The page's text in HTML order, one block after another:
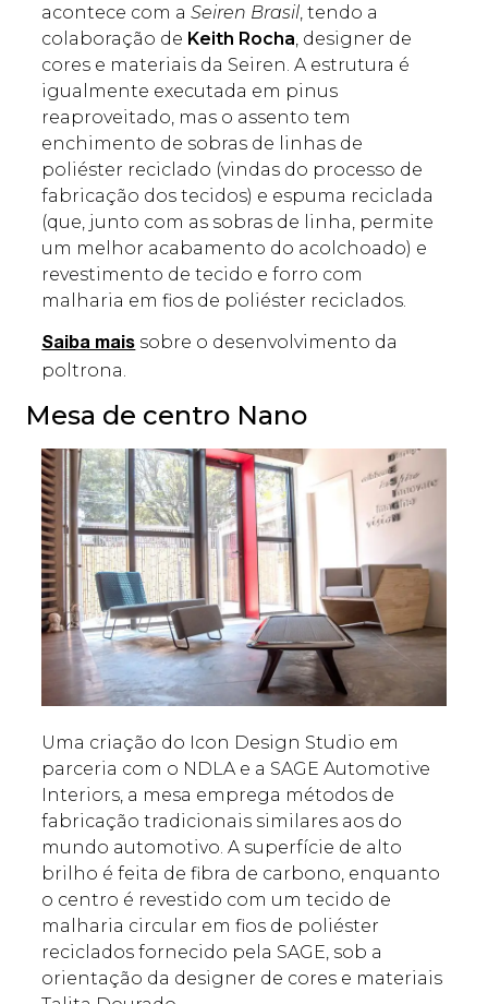
acontece com aSeiren Brasil, tendo a
colaboração de Keith Rocha, designer de
cores e materiais da Seiren. A estrutura é
igualmente executada em pinus
reaproveitado, mas o assento tem
enchimento de sobras de linhas de
poliéster reciclado (vindas do processo de
fabricação dos tecidos) e espuma reciclada
(que, junto com as sobras de linha, permite
um melhor acabamento do acolchoado) e
revestimento de tecido e forro com
malharia em fios de poliéster reciclados.
Saiba mais sobre o desenvolvimento da
poltrona.
Mesa de centro Nano
Uma criação do Icon Design Studio em
parceria com o NDLA e a SAGE Automotive
Interiors, a mesa emprega métodos de
fabricação tradicionais similares aos do
mundo automotivo. A superfície de alto
brilho é feita de fibra de carbono, enquanto
o centro é revestido com um tecido de
malharia circular em fios de poliéster
reciclados fornecido pela SAGE, sob a
orientação da designer de cores e materiais